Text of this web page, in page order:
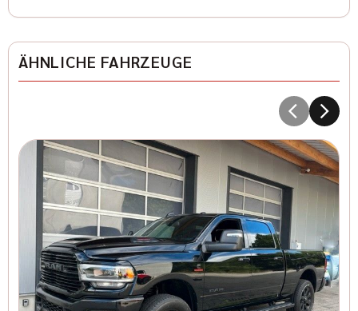
ÄHNLICHE FAHRZEUGE